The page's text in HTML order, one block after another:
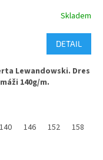
Skladem
DETAIL
Lewandowski. Dres
140g/m.
140 146 152 158